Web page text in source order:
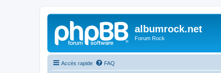
albumrock.net
Forum Rock
Accès rapide FAQ